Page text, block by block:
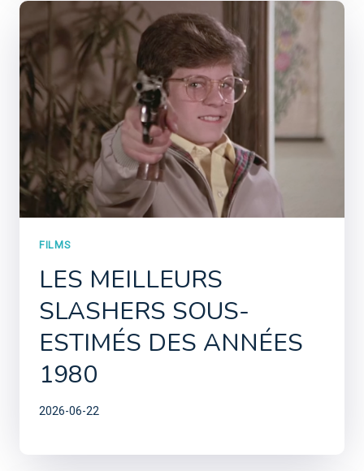
FILMS
LES MEILLEURS
SLASHERS SOUS-
ESTIMÉS DES ANNÉES
1980
2026-06-22